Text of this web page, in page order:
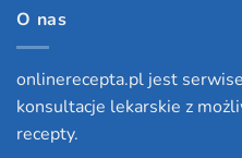
O nas
onlinerecepta.pl jest
konsultacje lekarskie z
recepty.